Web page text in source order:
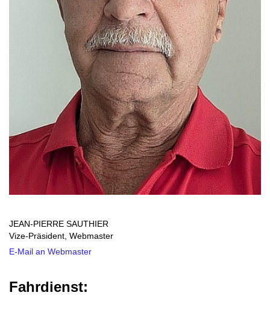
JEAN-PIERRE SAUTHIER
Vize-Präsident, Webmaster
E-Mail an Webmaster
Fahrdienst: